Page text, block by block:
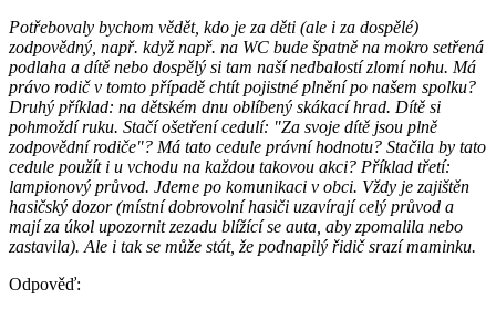
Potřebovaly bychom vědět, kdo je za děti (ale i za dospělé)
zodpovědný, např. když např. na WC bude špatně na mokro setřená
podlaha a dítě nebo dospělý si tam naší nedbalostí zlomí nohu. Má
právo rodič v tomto případě chtít pojistné plnění po našem spolku?
Druhý příklad: na dětském dnu oblíbený skákací hrad. Dítě si
pohmoždí ruku. Stačí ošetření cedulí: "Za svoje dítě jsou plně
zodpovědní rodiče"? Má tato cedule právní hodnotu? Stačila by tato
cedule použít i u vchodu na každou takovou akci? Příklad třetí:
lampionový průvod. Jdeme po komunikaci v obci. Vždy je zajištěn
hasičský dozor (místní dobrovolní hasiči uzavírají celý průvod a
mají za úkol upozornit zezadu blížící se auta, aby zpomalila nebo
zastavila). Ale i tak se může stát, že podnapilý řidič srazí maminku.
Odpověď: